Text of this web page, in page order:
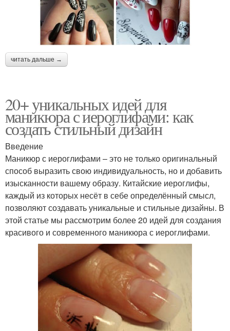
читать дальше →
20+ уникальных идей для
маникюра с иероглифами: как
создать стильный дизайн
Введение
Маникюр с иероглифами – это не только оригинальный
способ выразить свою индивидуальность, но и добавить
изысканности вашему образу. Китайские иероглифы,
каждый из которых несёт в себе определённый смысл,
позволяют создавать уникальные и стильные дизайны. В
этой статье мы рассмотрим более 20 идей для создания
красивого и современного маникюра с иероглифами.